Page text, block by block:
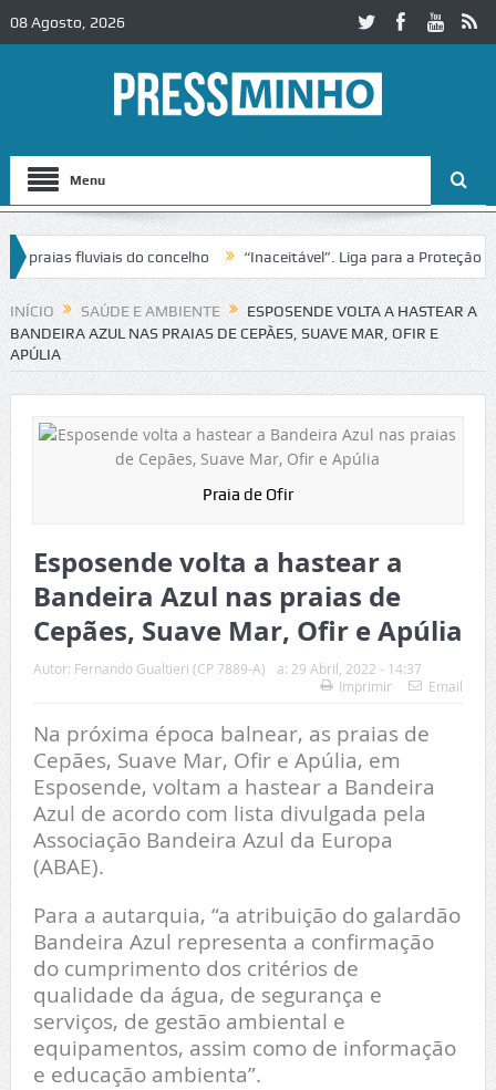
08 Agosto, 2026
Menu
fluviais do concelho “Inaceitável”. Liga para a Proteção da
INÍCIO SAÚDE E AMBIENTE
ESPOSENDE VOLTA A HASTEAR A
BANDEIRA AZUL NAS PRAIAS DE CEPÃES, SUAVE MAR, OFIR E
APÚLIA
Praia de Ofir
Esposende volta a hastear a
Bandeira Azul nas praias de
Cepães, Suave Mar, Ofir e Apúlia
Autor: Fernando Gualtieri (CP 7889-A) a: 29 Abril, 2022 - 14:37
Imprimir
Email
Na próxima época balnear, as praias de
Cepães, Suave Mar, Ofir e Apúlia, em
Esposende, voltam a hastear a Bandeira
Azul de acordo com lista divulgada pela
Associação Bandeira Azul da Europa
(ABAE).
Para a autarquia, “a atribuição do galardão
Bandeira Azul representa a confirmação
do cumprimento dos critérios de
qualidade da água, de segurança e
serviços, de gestão ambiental e
equipamentos, assim como de informação
e educação ambienta”.